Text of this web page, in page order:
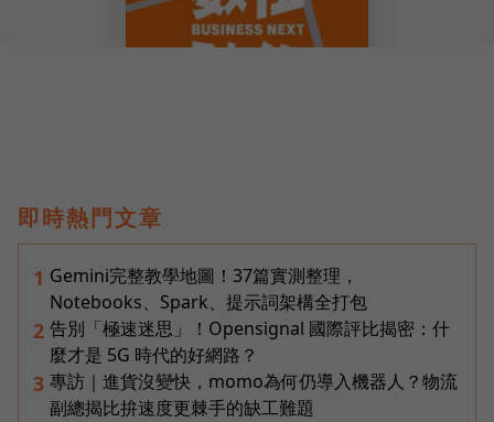
即時熱門文章
1 Gemini完整教學地圖！37篇實測整理，
Notebooks、Spark、提示詞架構全打包
2 告別「極速迷思」！Opensignal 國際評比揭密：什
麼才是 5G 時代的好網路？
3 專訪｜進貨沒變快，momo為何仍導入機器人？物流
副總揭比拚速度更棘手的缺工難題